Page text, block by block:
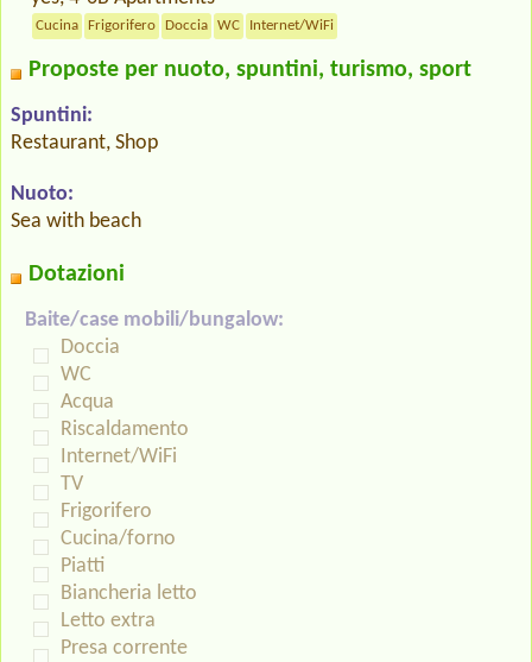
Cucina Frigorifero Doccia WC Internet/WiFi
Proposte per nuoto, spuntini, turismo, sport
Spuntini:
Restaurant, Shop
Nuoto:
Sea with beach
Dotazioni
Baite/case mobili/bungalow:
Doccia
WC
Acqua
Riscaldamento
Internet/WiFi
TV
Frigorifero
Cucina/forno
Piatti
Biancheria letto
Letto extra
Presa corrente